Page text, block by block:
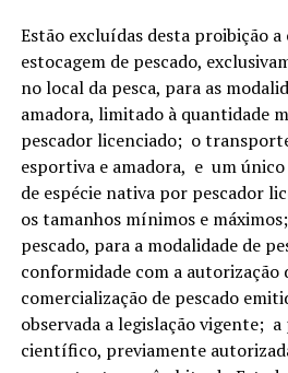
Estão excluídas desta proibição
estocagem de pescado,
no local da pesca, para as
amadora, limitado à quantidade
pescador licenciado; o
esportiva e amadora, e um
de espécie nativa por pescador
os tamanhos mínimos e
pescado, para a modalidade de
conformidade com a
comercialização de pescado
observada a legislação vigente; a
científico, previamente